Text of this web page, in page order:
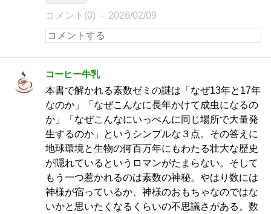
コメント(0) 2026/02/09
コーヒー牛乳
本書で解かれる素数ゼミの謎は「なぜ13年と17年
なのか」「なぜこんなに長年かけて成虫になるの
か」「なぜこんなにいっぺんに同じ場所で大量発
生するのか」というシンプルな３点。その答えに
地球環境と生物の何百万年にもわたる壮大な歴史
が隠れているというロマンがたまらない。そして
もう一つ惹かれるのは素数の神秘。やはり数には
神様が宿っているか、神様のおもちゃなのではな
いかと思いたくなるくらいの不思議さがある。数